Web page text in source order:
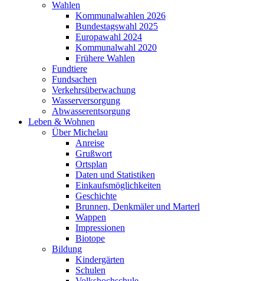
Wahlen
Kommunalwahlen 2026
Bundestagswahl 2025
Europawahl 2024
Kommunalwahl 2020
Frühere Wahlen
Fundtiere
Fundsachen
Verkehrsüberwachung
Wasserversorgung
Abwasserentsorgung
Leben & Wohnen
Über Michelau
Anreise
Grußwort
Ortsplan
Daten und Statistiken
Einkaufsmöglichkeiten
Geschichte
Brunnen, Denkmäler und Marterl
Wappen
Impressionen
Biotope
Bildung
Kindergärten
Schulen